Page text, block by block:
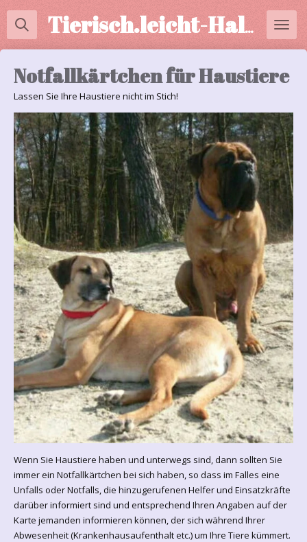
Zum
Hauptinhalt
Tierisch.leicht-Halterberatung
Notfallkärtchen für Haustiere
Lassen Sie Ihre Haustiere nicht im Stich!
Wenn Sie Haustiere haben und unterwegs sind, dann sollten Sie
immer ein Notfallkärtchen bei sich haben, so dass im Falles eine
Unfalls oder Notfalls, die hinzugerufenen Helfer und Einsatzkräfte
darüber informiert sind und entsprechend Ihren Angaben auf der
Karte jemanden informieren können, der sich während Ihrer
Abwesenheit (Krankenhausaufenthalt etc.) um Ihre Tiere kümmert.